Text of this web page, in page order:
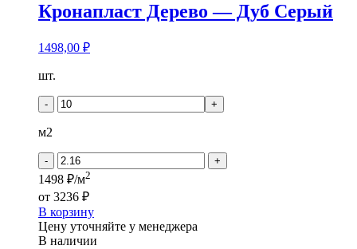
Кронапласт Дерево — Дуб Серый
1498,00 ₽
Количество
Кронапласт
-
Серый
шт.
- +
м2
- +
1498 ₽/м2
от 3236 ₽
В корзину
Цену уточняйте у менеджера
В наличии